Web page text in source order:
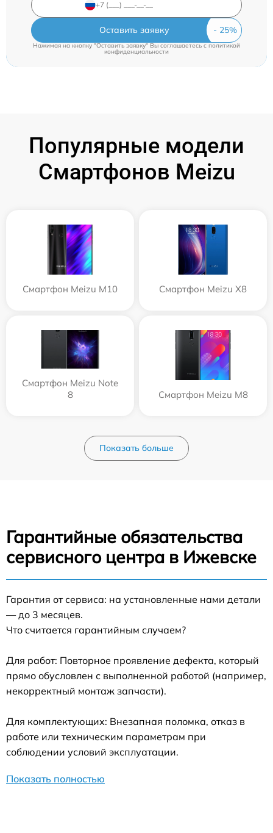
Оставить заявку
Нажимая на кнопку "Оставить заявку" Вы соглашаетесь cполитикой
конфиденциальности
Популярные модели
Смартфонов Meizu
Смартфон Meizu M10 Смартфон Meizu X8
Смартфон Meizu Note
8
Смартфон Meizu M8
Показать больше
Гарантийные обязательства
сервисного центра в Ижевске
Гарантия от сервиса: на установленные нами детали
— до 3 месяцев.
Что считается гарантийным случаем?
Для работ: Повторное проявление дефекта, который
прямо обусловлен с выполненной работой (например,
некорректный монтаж запчасти).
Для комплектующих: Внезапная поломка, отказ в
работе или техническим параметрам при
соблюдении условий эксплуатации.
Показать полностью